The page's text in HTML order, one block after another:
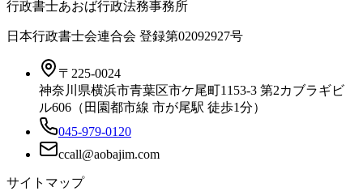
行政書士あおば行政法務事務所
日本行政書士会連合会 登録第02092927号
〒225-0024
神奈川県横浜市青葉区市ケ尾町1153-3 第2カブラギビ
ル606（田園都市線 市が尾駅 徒歩1分）
045-979-0120
サイトマップ